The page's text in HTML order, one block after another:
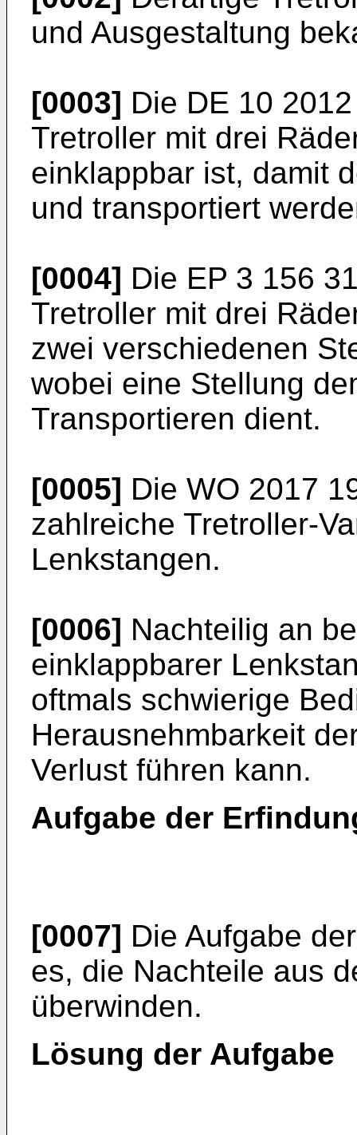
und Ausgestaltung
[0003] Die DE 10
Tretroller mit drei
einklappbar ist, damit
und transportiert
[0004] Die EP 3 156
Tretroller mit drei
zwei verschiedenen
wobei eine Stellung
Transportieren dient.
[0005] Die WO 2017
zahlreiche Tretroller-
Lenkstangen.
[0006] Nachteilig an
einklappbarer
oftmals schwierige
Herausnehmbarkeit
Verlust führen kann.
Aufgabe der
[0007] Die Aufgabe
es, die Nachteile aus
überwinden.
Lösung der Aufgabe